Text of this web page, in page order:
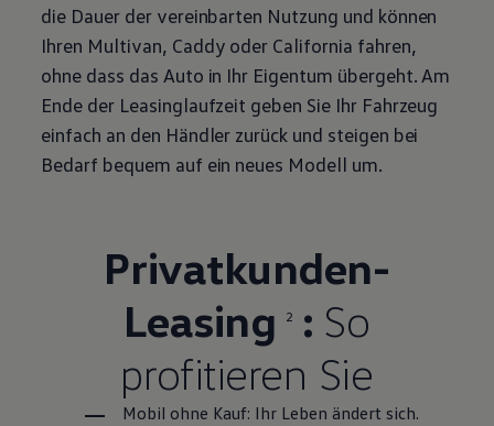
die Dauer der vereinbarten Nutzung und können
Ihren Multivan, Caddy oder California fahren,
ohne dass das Auto in Ihr Eigentum übergeht. Am
Ende der Leasinglaufzeit geben Sie Ihr Fahrzeug
einfach an den Händler zurück und steigen bei
Bedarf bequem auf ein neues Modell um.
Privatkunden-
Leasing
2 : So
profitieren Sie
Mobil ohne Kauf: Ihr Leben ändert sich.